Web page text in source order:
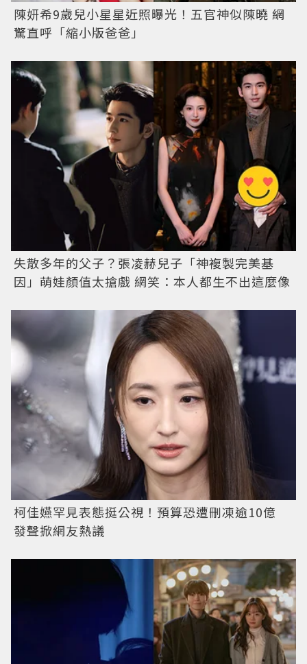
陳妍希9歲兒小星星近照曝光！五官神似陳曉 網
驚直呼「縮小版爸爸」
失散多年的父子？張凌赫兒子「神複製完美基
因」萌娃顏值太搶戲 網笑：本人都生不出這麼像
柯佳嬿罕見表態挺公視！預算恐遭刪凍逾10億
發聲掀網友熱議